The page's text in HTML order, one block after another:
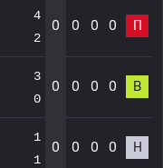
4
2
0 0 0 0 П
3
0
0 0 0 0 В
1
1
0 0 0 0 Н